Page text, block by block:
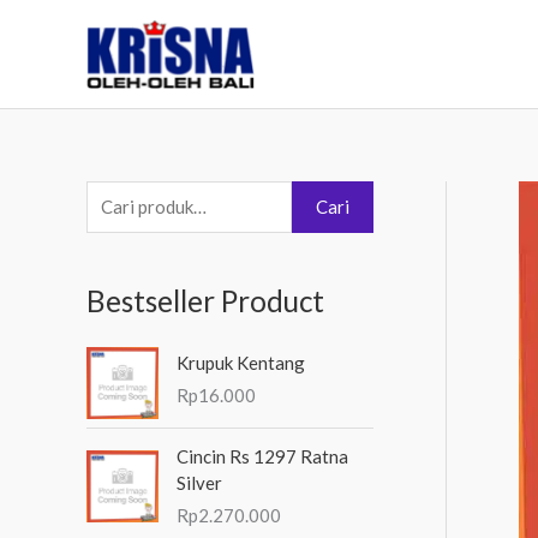
e
c
a
i
a
u
Cari
Bestseller Product
Krupuk Kentang
Rp16.000
Cincin Rs 1297 Ratna
Silver
Rp2.270.000